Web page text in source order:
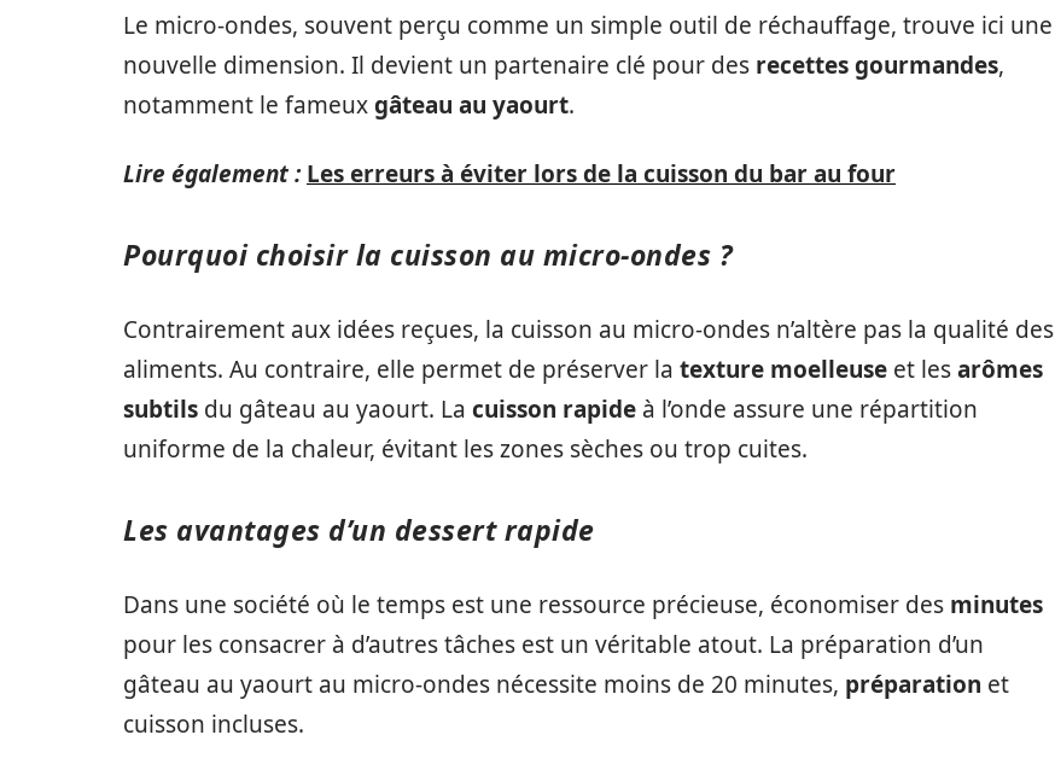
Le micro-ondes, souvent perçu comme un simple outil de réchauffage, trouve ici une
nouvelle dimension. Il devient un partenaire clé pour des recettes gourmandes,
notamment le fameuxgâteau au yaourt.
Lire également : Les erreurs à éviter lors de la cuisson du bar au four
Pourquoi choisir la cuisson au micro-ondes ?
Contrairement aux idées reçues, la cuisson au micro-ondes n’altère pas la qualité des
aliments. Au contraire, elle permet de préserver la texture moelleuse et lesarômes
subtils du gâteau au yaourt. La cuisson rapide à l’onde assure une répartition
uniforme de la chaleur, évitant les zones sèches ou trop cuites.
Les avantages d’un dessert rapide
Dans une société où le temps est une ressource précieuse, économiser des minutes
pour les consacrer à d’autres tâches est un véritable atout. La préparation d’un
gâteau au yaourt au micro-ondes nécessite moins de 20 minutes, préparation et
cuisson incluses.